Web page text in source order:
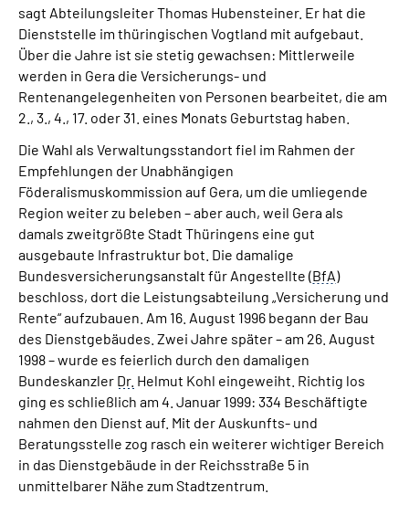
sagt Abteilungsleiter Thomas Hubensteiner. Er hat die
Dienststelle im thüringischen Vogtland mit aufgebaut.
Über die Jahre ist sie stetig gewachsen: Mittlerweile
werden in Gera die Versicherungs- und
Rentenangelegenheiten von Personen bearbeitet, die am
2., 3., 4., 17. oder 31. eines Monats Geburtstag haben.
Die Wahl als Verwaltungsstandort fiel im Rahmen der
Empfehlungen der Unabhängigen
Föderalismuskommission auf Gera, um die umliegende
Region weiter zu beleben – aber auch, weil Gera als
damals zweitgrößte Stadt Thüringens eine gut
ausgebaute Infrastruktur bot. Die damalige
Bundesversicherungsanstalt für Angestellte (BfA)
beschloss, dort die Leistungsabteilung „Versicherung und
Rente“ aufzubauen. Am 16. August 1996 begann der Bau
des Dienstgebäudes. Zwei Jahre später – am 26. August
1998 – wurde es feierlich durch den damaligen
Bundeskanzler Dr. Helmut Kohl eingeweiht. Richtig los
ging es schließlich am 4. Januar 1999: 334 Beschäftigte
nahmen den Dienst auf. Mit der Auskunfts- und
Beratungsstelle zog rasch ein weiterer wichtiger Bereich
in das Dienstgebäude in der Reichsstraße 5 in
unmittelbarer Nähe zum Stadtzentrum.